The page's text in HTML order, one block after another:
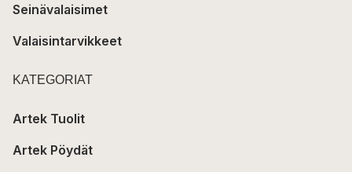
Seinävalaisimet
Valaisintarvikkeet
KATEGORIAT
Artek Tuolit
Artek Pöydät